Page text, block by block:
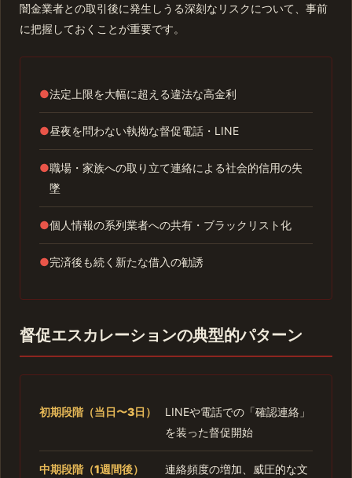
闇金業者との取引後に発生しうる深刻なリスクについて、事前
に把握しておくことが重要です。
●法定上限を大幅に超える違法な高金利
●昼夜を問わない執拗な督促電話・LINE
●職場・家族への取り立て連絡による社会的信用の失
墜
●個人情報の系列業者への共有・ブラックリスト化
●完済後も続く新たな借入の勧誘
督促エスカレーションの典型的パターン
初期段階（当日〜3日）
LINEや電話での「確認連絡」
を装った督促開始
中期段階（1週間後）
連絡頻度の増加、威圧的な文